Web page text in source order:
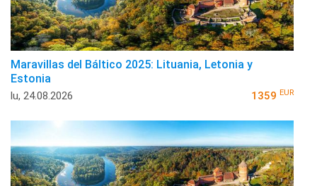
Maravillas del Báltico 2025: Lituania, Letonia y
Estonia
lu, 24.08.2026 1359 EUR